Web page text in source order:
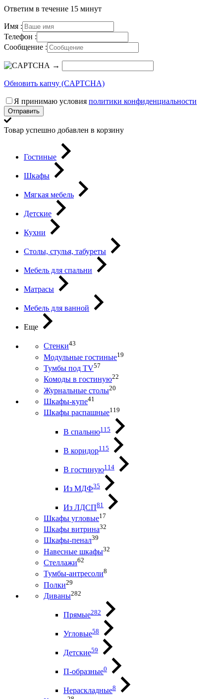
Ответим в течение 15 минут
Имя :
Телефон :
Сообщение :
→
Обновить капчу (CAPTCHA)
Я принимаю условия политики конфиденциальности
Отправить
Товар успешно добавлен в корзину
Гостиные
Шкафы
Мягкая мебель
Детские
Кухни
Столы, стулья, табуреты
Мебель для спальни
Матрасы
Мебель для ванной
Еще
Стенки43
Модульные гостиные19
Тумбы под ТV57
Комоды в гостиную22
Журнальные столы20
Шкафы-купе41
Шкафы распашные119
В спальню115
В коридор115
В гостиную114
Из МДФ35
Из ЛДСП81
Шкафы угловые17
Шкафы витрина32
Шкафы-пенал39
Навесные шкафы32
Стеллажи62
Тумбы-антресоли8
Полки29
Диваны282
Прямые282
Угловые58
Детские59
П-образные0
Нераскладные8